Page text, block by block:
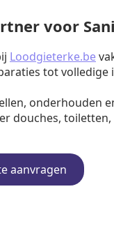
voor
Loodgieterke.be
tot volledige
onderhouden
douches, toiletten,
aanvragen